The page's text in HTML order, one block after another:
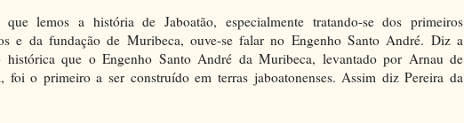
que lemos a história de Jaboatão, especialmente tratando-se dos primeiros
e da fundação de Muribeca, ouve-se falar no Engenho Santo André. Diz a
histórica que o Engenho Santo André da Muribeca, levantado por Arnau de
foi o primeiro a ser construído em terras jaboatonenses. Assim diz Pereira da